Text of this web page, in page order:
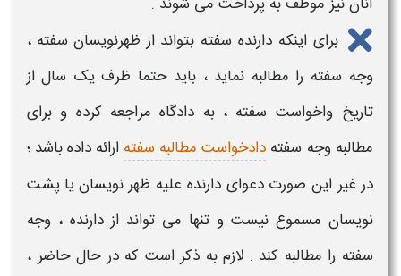
برای اینکه دارنده سفته بتواند از ظهرنویسان سفته ،
وجه سفته را مطالبه نماید ، باید حتما ظرف یک سال از
تاریخ واخواست سفته ، به دادگاه مراجعه کرده و برای
مطالبه وجه سفته دادخواست مطالبه سفته ارائه داده باشد ؛
در غیر این صورت دعوای دارنده علیه ظهر نویسانیا پشت
نویسان مسموع نیست و تنها می تواند از دارنده ، وجه
سفته را مطالبه کند . لازم به ذکر است که در حال حاضر ،